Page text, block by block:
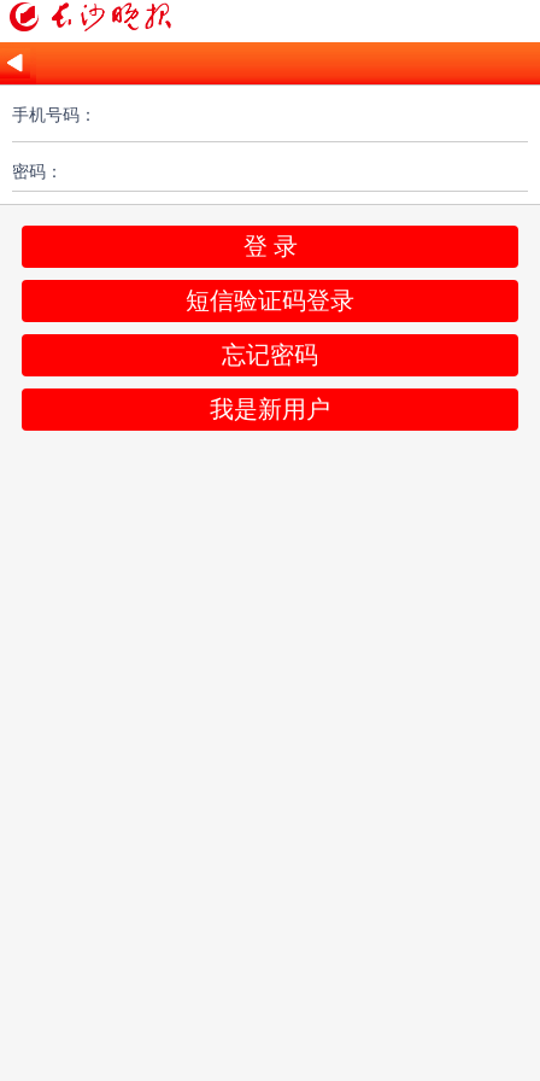
手机号码：
密码：
登 录
短信验证码登录
忘记密码
我是新用户